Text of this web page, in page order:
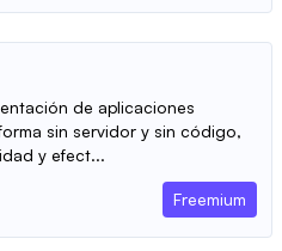
de aplicaciones
sin servidor y sin código,
y efect...
Freemium